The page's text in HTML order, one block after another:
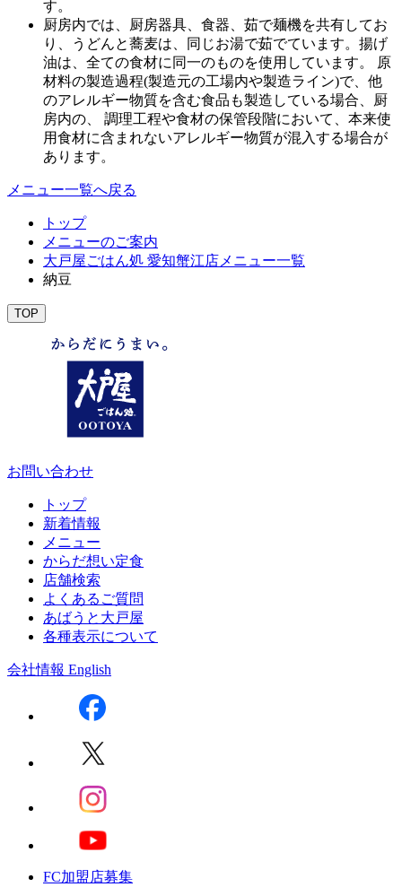
す。
厨房内では、厨房器具、食器、茹で麺機を共有してお
り、うどんと蕎麦は、同じお湯で茹でています。揚げ
油は、全ての食材に同一のものを使用しています。 原
材料の製造過程(製造元の工場内や製造ライン)で、他
のアレルギー物質を含む食品も製造している場合、厨
房内の、 調理工程や食材の保管段階において、本来使
用食材に含まれないアレルギー物質が混入する場合が
あります。
メニュー一覧へ戻る
トップ
メニューのご案内
大戸屋ごはん処 愛知蟹江店メニュー一覧
納豆
TOP
お問い合わせ
トップ
新着情報
メニュー
からだ想い定食
店舗検索
よくあるご質問
あばうと大戸屋
各種表示について
会社情報 English
FC加盟店募集